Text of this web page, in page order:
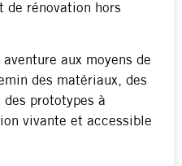
rénovation hors
aux moyens de
des matériaux, des
des prototypes à
vivante et accessible